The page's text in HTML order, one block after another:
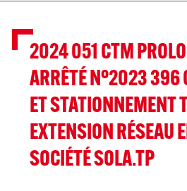
2024 051 CTM
ARRÊTÉ N°2023 396
ET STATIONNEMENT
EXTENSION RÉSEAU
SOCIÉTÉ SOLA.TP